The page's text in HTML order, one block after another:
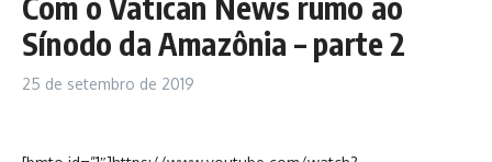
Sínodo da Amazônia – parte 2
25 de setembro de 2019